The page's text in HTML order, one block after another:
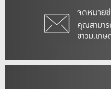
จดหมาย
คุณสามา
ชาวม.เกษ